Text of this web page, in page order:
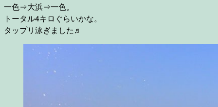
一色⇒大浜⇒一色。
トータル4キロぐらいかな。
タップリ泳ぎました♬